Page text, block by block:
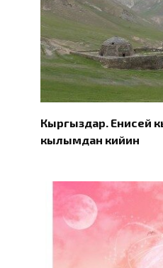
Кыргыздар. Eнисей
кылымдан кийин